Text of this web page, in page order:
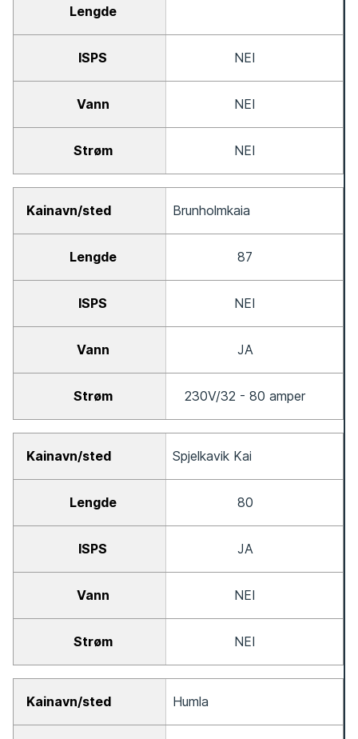
NEI
NEI
NEI
Brunholmkaia
87
NEI
JA
230V/32 - 80 amper
Spjelkavik Kai
80
JA
NEI
NEI
Humla